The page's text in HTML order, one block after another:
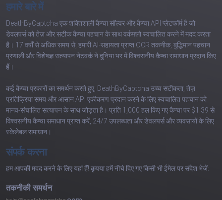
हमारे बारे में
DeathByCaptcha एक शक्तिशाली कैप्चा सॉल्वर और कैप्चा API प्लेटफॉर्म है जो
डेवलपर्स को तेज़ और सटीक कैप्चा पहचान के साथ वर्कफ़्लो स्वचालित करने में मदद करता
है। 17 वर्षों से अधिक समय से, हमारी AI-सहायता प्राप्त OCR तकनीक, बुद्धिमान पहचान
प्रणाली और विशेषज्ञ सत्यापन नेटवर्क ने दुनिया भर में विश्वसनीय कैप्चा समाधान प्रदान किए
हैं।
कई कैप्चा प्रकारों का समर्थन करते हुए, DeathByCaptcha उच्च सटीकता, तेज़
प्रतिक्रिया समय और आसान API एकीकरण प्रदान करने के लिए स्वचालित पहचान को
मानव-संचालित सत्यापन के साथ जोड़ता है। प्रति 1,000 हल किए गए कैप्चा पर $1.39 से
विश्वसनीय कैप्चा समाधान प्राप्त करें, 24/7 उपलब्धता और डेवलपर्स और व्यवसायों के लिए
स्केलेबल समाधान।
संपर्क करना
हम आपकी मदद करने के लिए यहां हैं! कृपया हमें नीचे दिए गए किसी भी ईमेल पर संदेश भेजें:
तकनीकी समर्थन